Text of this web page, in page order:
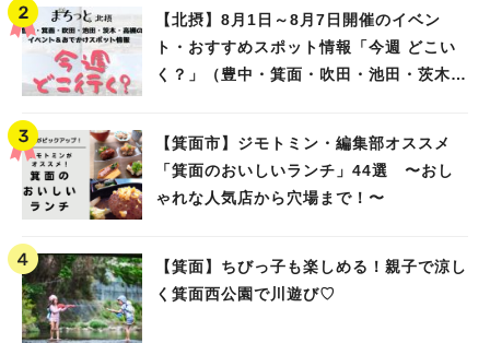
【北摂】8月1日～8月7日開催のイベン
ト・おすすめスポット情報「今週 どこい
く？」（豊中・箕面・吹田・池田・茨木・
【箕面市】ジモトミン・編集部オススメ
「箕面のおいしいランチ」44選 〜おし
ゃれな人気店から穴場まで！〜
【箕面】ちびっ子も楽しめる！親子で涼し
く箕面西公園で川遊び♡